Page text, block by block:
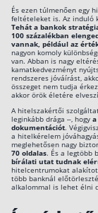
És ezen túlmenően egy
feltételeket is. Az induló
Tehát a bankok
100 százalékban
vannak, például az
nagyon komoly
van. Abban is nagy
kamatkedvezményt
rendszeres jóváírást,
összeget nem tudja
akkor örök életére
A hitelszakértői
leginkább drága –, hogy
dokumentációt.
a hitelkérelem
meglehetősen nagy
70 oldalas. És a legtöbb
bírálati utat tudnak
hitelcentrumokat
több banknál
alkalommal is lehet élni